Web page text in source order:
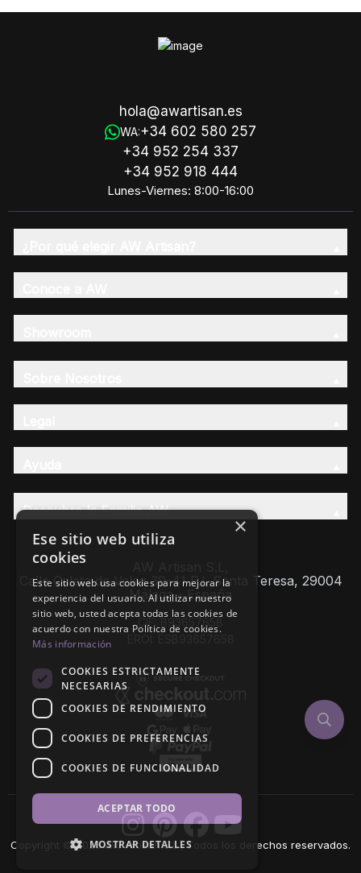
hola@awartisan.es
WA:+34 602 580 257
+34 952 254 337
+34 952 918 444
Lunes-Viernes: 8:00-16:00
Descubre la Familia AW
Calle Caleta de Velez 39-41 P.I. Santa Teresa, 29004
Málaga - España
CIF: B93657658
Copyright © 2026 AW Artisan S.L., Todos los derechos reservados.
×
Ese sitio web utiliza
cookies
Este sitio web usa cookies para mejorar la
experiencia del usuario. Al utilizar nuestro
sitio web, usted acepta todas las cookies de
acuerdo con nuestra Política de cookies.
Más información
COOKIES ESTRICTAMENTE
NECESARIAS
COOKIES DE RENDIMIENTO
COOKIES DE PREFERENCIAS
COOKIES DE FUNCIONALIDAD
ACEPTAR TODO
MOSTRAR DETALLES